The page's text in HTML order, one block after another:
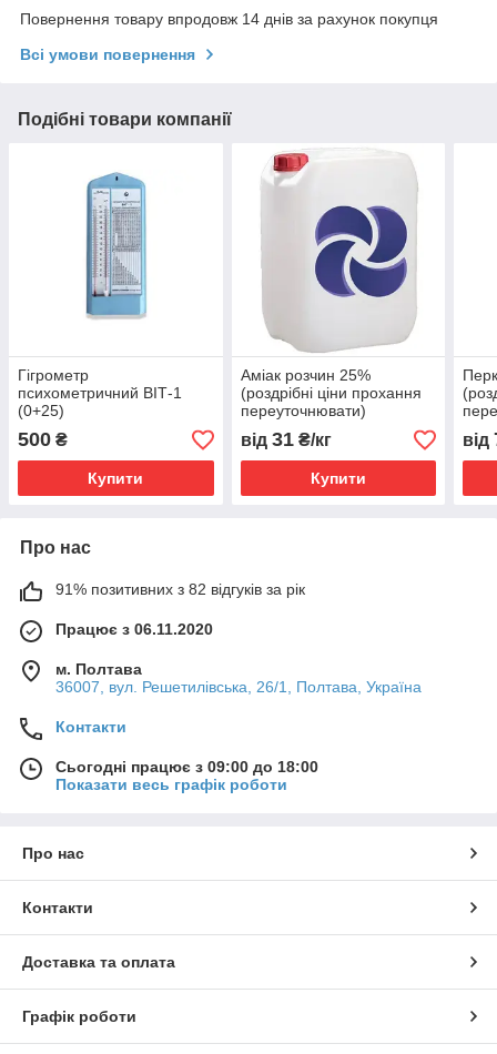
Повернення товару впродовж 14 днів за рахунок покупця
Всі умови повернення
Подібні товари компанії
Гігрометр
психометричний ВІТ-1
(0+25)
500 ₴
Купити
Аміак розчин 25%
(роздрібні ціни прохання
переуточнювати)
від 31₴/кг
Купити
від
Про нас
91% позитивних з 82 відгуків за рік
Працює з 06.11.2020
м. Полтава
36007, вул. Решетилівська, 26/1, Полтава, Україна
Контакти
Сьогодні працює з 09:00 до 18:00
Показати весь графік роботи
Про нас
Контакти
Доставка та оплата
Графік роботи